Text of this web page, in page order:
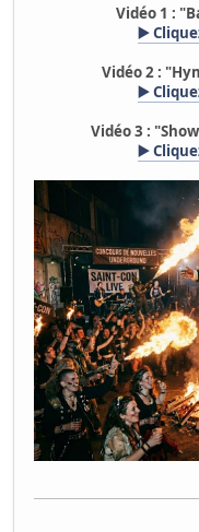
Vidéo 1 :
▶️
Vidéo 2 :
▶️
Vidéo 3 :
▶️